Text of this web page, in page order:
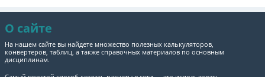
О сайте
На нашем сайте вы найдете множество полезных калькуляторов,
конвертеров, таблиц, а также справочных материалов по основным
дисциплинам.